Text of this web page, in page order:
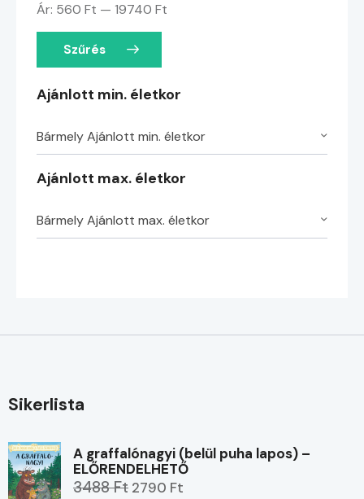
Szűrés
Ár: 560 Ft — 19740 Ft
Ajánlott min. életkor
Bármely Ajánlott min. életkor
Ajánlott max. életkor
Bármely Ajánlott max. életkor
Sikerlista
A graffalónagyi (belül puha lapos) –
ELŐRENDELHETŐ
3488 Ft 2790 Ft